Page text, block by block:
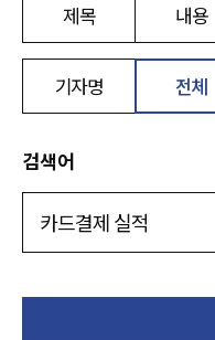
제목 내용
기자명 전체
검색어